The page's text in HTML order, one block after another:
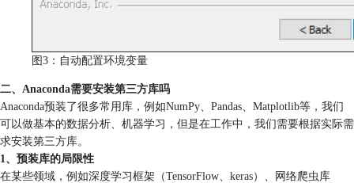
图3：自动配置环境变量
二、Anaconda需要安装第三方库吗
Anaconda预装了很多常用库，例如NumPy、Pandas、Matplotlib等，我们
可以做基本的数据分析、机器学习，但是在工作中，我们需要根据实际需
求安装第三方库。
1、预装库的局限性
在某些领域，例如深度学习框架（TensorFlow、keras）、网络爬虫库